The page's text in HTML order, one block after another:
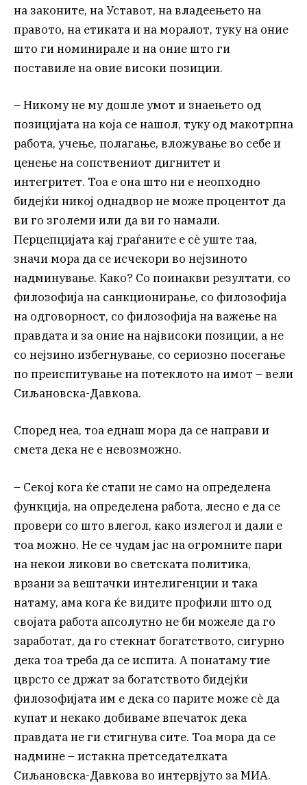
на законите, на Уставот, на владеењето на
правото, на етиката и на моралот, туку на оние
што ги номинирале и на оние што ги
поставиле на овие високи позиции.
– Никому не му дошле умот и знаењето од
позицијата на која се нашол, туку од макотрпна
работа, учење, полагање, вложување во себе и
ценење на сопствениот дигнитет и
интегритет. Тоа е она што ни е неопходно
бидејќи никој однадвор не може процентот да
ви го зголеми или да ви го намали.
Перцепцијата кај граѓаните е сè уште таа,
значи мора да се исчекори во нејзиното
надминување. Како? Со поинакви резултати, со
филозофија на санкционирање, со филозофија
на одговорност, со филозофија на важење на
правдата и за оние на највисоки позиции, а не
со нејзино избегнување, со сериозно посегање
по преиспитување на потеклото на имот – вели
Сиљановска-Давкова.
Според неа, тоа еднаш мора да се направи и
смета дека не е невозможно.
– Секој кога ќе стапи не само на определена
функција, на определена работа, лесно е да се
провери со што влегол, како излегол и дали е
тоа можно. Не се чудам јас на огромните пари
на некои ликови во светската политика,
врзани за вештачки интелигенции и така
натаму, ама кога ќе видите профили што од
својата работа апсолутно не би можеле да го
заработат, да го стекнат богатството, сигурно
дека тоа треба да се испита. А понатаму тие
цврсто се држат за богатството бидејќи
филозофијата им е дека со парите може сè да
купат и некако добиваме впечаток дека
правдата не ги стигнува сите. Тоа мора да се
надмине – истакна претседателката
Сиљановска-Давкова во интервјуто за МИА.